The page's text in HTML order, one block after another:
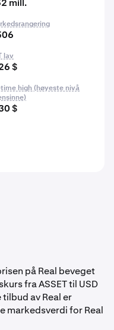
mill.
lav
$
high (høyeste nivå
$
på Real beveget
fra ASSET til USD
tilbud av Real er
markedsverdi for Real